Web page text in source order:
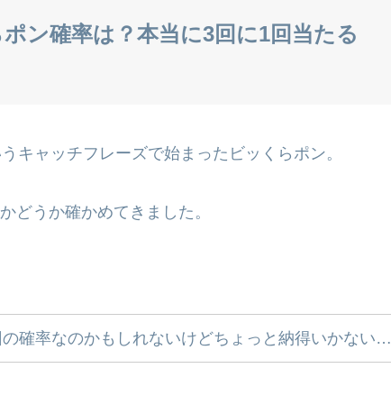
ン確率は？本当に3回に1回当たる
キャッチフレーズで始まったビッくらポン。
どうか確かめてきました。
の確率なのかもしれないけどちょっと納得いかない…